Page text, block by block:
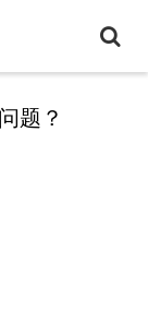
题？